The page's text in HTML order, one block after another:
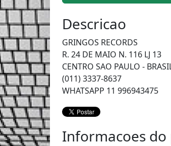
Descricao
GRINGOS RECORDS
R. 24 DE MAIO N. 116 LJ 13
CENTRO SAO PAULO -
(011) 3337-8637
WHATSAPP 11 996943475
Informacoes